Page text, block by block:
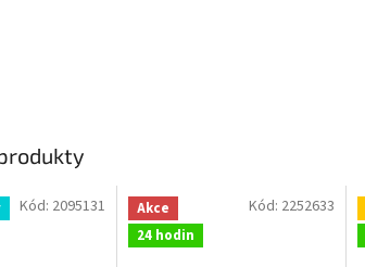
Kód: 2095131
Akce
24 hodin
Kód: 2252633